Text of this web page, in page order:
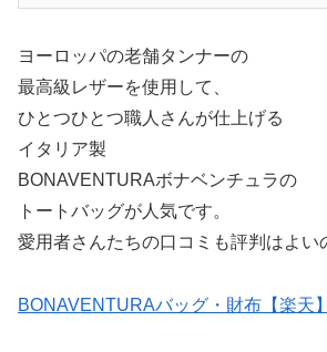
ヨーロッパの老舗タンナーの
最高級レザーを使用して、
ひとつひとつ職人さんが仕上げる
イタリア製
BONAVENTURAボナベンチュラの
トートバッグが人気です。
愛用者さんたちの口コミも評判はよい
BONAVENTURAバッグ・財布【楽天】